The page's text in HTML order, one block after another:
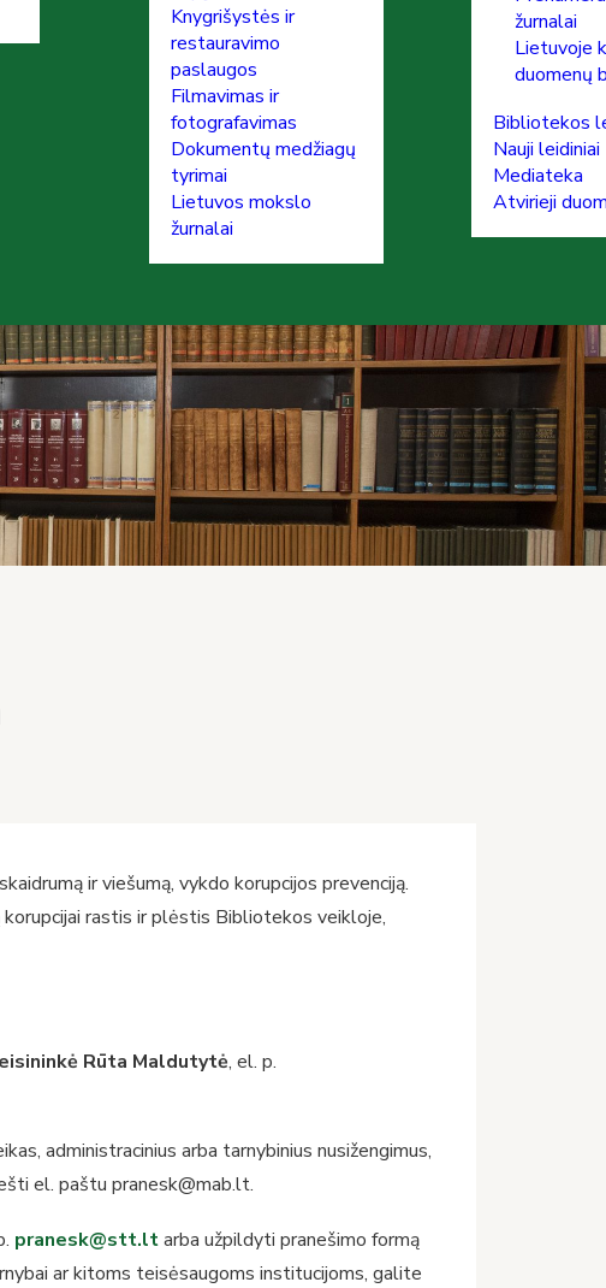
Knygrišystės ir
restauravimo
paslaugos
Filmavimas ir
fotografavimas
Dokumentų medžiagų
tyrimai
Lietuvos mokslo
žurnalai
žurnalai
Lietuvoje
duomenų
Bibliotekos
Nauji leidiniai
Mediateka
Atvirieji
ir viešumą, vykdo korupcijos prevenciją.
rastis ir plėstis Bibliotekos veikloje,
Rūta Maldutytė, el. p.
administracinius arba tarnybinius nusižengimus,
el. paštu pranesk@mab.lt.
pranesk@stt.ltarba užpildyti pranešimo formą
ar kitoms teisėsaugoms institucijoms, galite